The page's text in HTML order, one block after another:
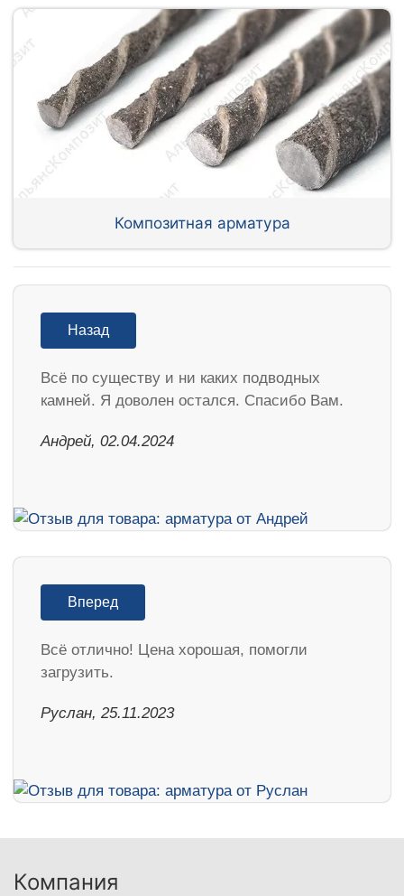
Композитная арматура
Назад
Всё по существу и ни каких подводных
камней. Я доволен остался. Спасибо Вам.
Андрей, 02.04.2024
Вперед
Всё отлично! Цена хорошая, помогли
загрузить.
Руслан, 25.11.2023
Компания